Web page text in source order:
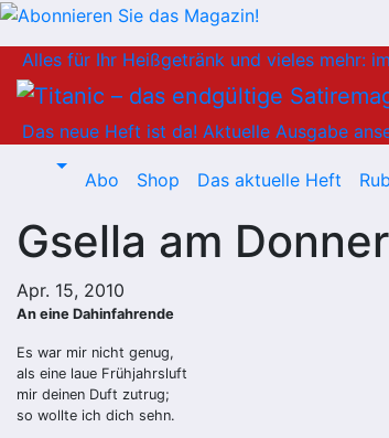
Inhalt
springen
Alles für Ihr Heißgetränk und vieles mehr:
Das neue Heft ist da! Aktuelle Ausgabe
Abo Shop Das aktuelle Heft
Gsella am
Apr. 15, 2010
An eine Dahinfahrende
Es war mir nicht genug,
als eine laue Frühjahrsluft
mir deinen Duft zutrug;
so wollte ich dich sehn.